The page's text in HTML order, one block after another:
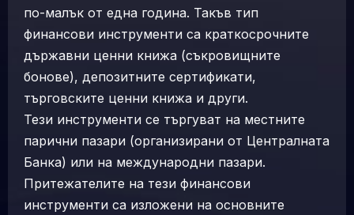
по-малък от една година. Такъв тип
финансови инструменти са краткосрочните
държавни ценни книжа (съкровищните
бонове), депозитните сертификати,
търговските ценни книжа и други.
Тези инструменти се търгуват на местните
парични пазари (организирани от Централната
Банка) или на международни пазари.
Притежателите на тези финансови
инструменти са изложени на основните